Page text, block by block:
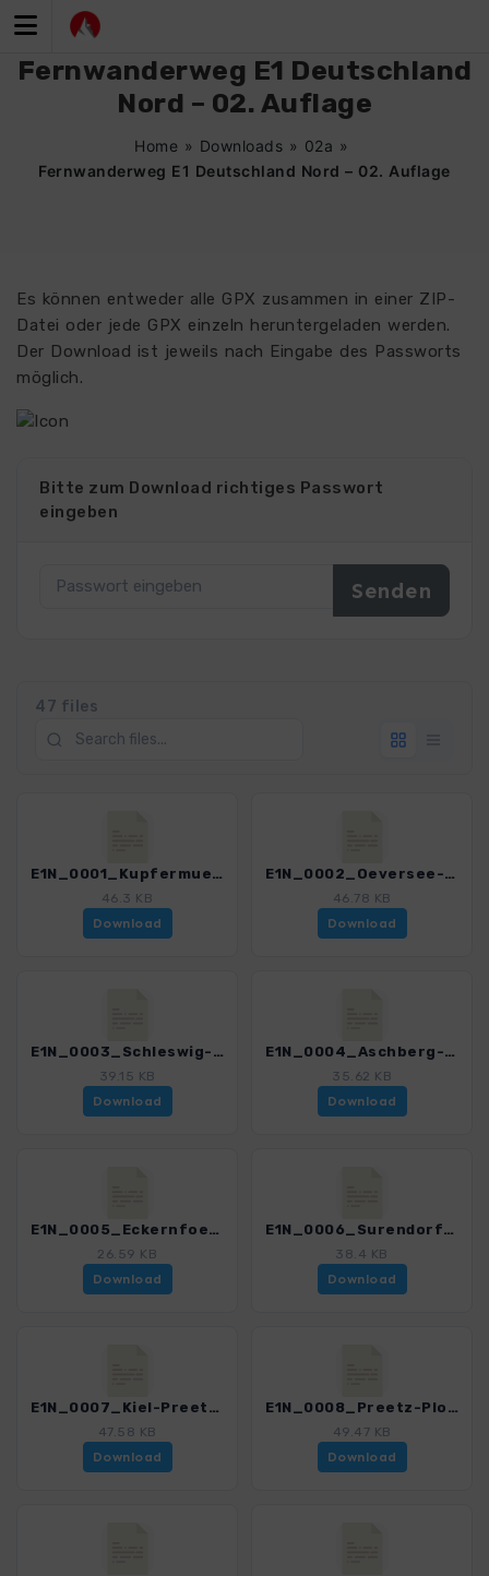
Inhalt
Fernwanderweg E1 Deutschland
Nord – 02. Auflage
Home » Downloads » 02a »
Fernwanderweg E1 Deutschland Nord – 02. Auflage
Es können entweder alle GPX zusammen in einer ZIP-
Datei oder jede GPX einzeln heruntergeladen werden.
Der Download ist jeweils nach Eingabe des Passworts
möglich.
Bitte zum Download richtiges Passwort
eingeben
47 files
E1N_0001_Kupfermuehle-Oeversee_4551_2.gpx
46.3 KB
Download
E1N_0002_Oeversee-Schleswig_4551_2.gpx
46.78 KB
Download
E1N_0003_Schleswig-Aschberg_4551_2.gpx
39.15 KB
Download
E1N_0004_Aschberg-Eckernfoerde_4551_2.gpx
35.62 KB
Download
E1N_0005_Eckernfoerde-Surendorf_4551_2.gpx
26.59 KB
Download
E1N_0006_Surendorf-Kiel_4551_2.gpx
38.4 KB
Download
E1N_0007_Kiel-Preetz_4551_2.gpx
47.58 KB
Download
E1N_0008_Preetz-Ploen_4551_2.gpx
49.47 KB
Download